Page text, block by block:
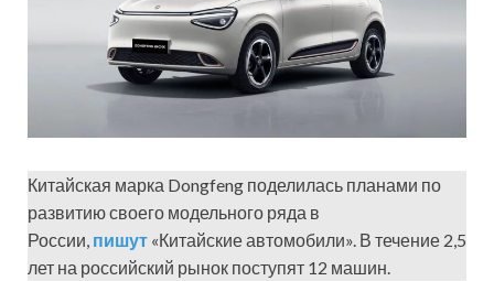
Китайская марка Dongfeng поделилась планами по
развитию своего модельного ряда в
России, пишут «Китайские автомобили». В течение 2,5
лет на российский рынок поступят 12 машин.